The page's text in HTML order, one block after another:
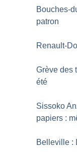
Bouches-
patron
Renault-
Grève des
été
Sissoko
papiers :
Belleville :